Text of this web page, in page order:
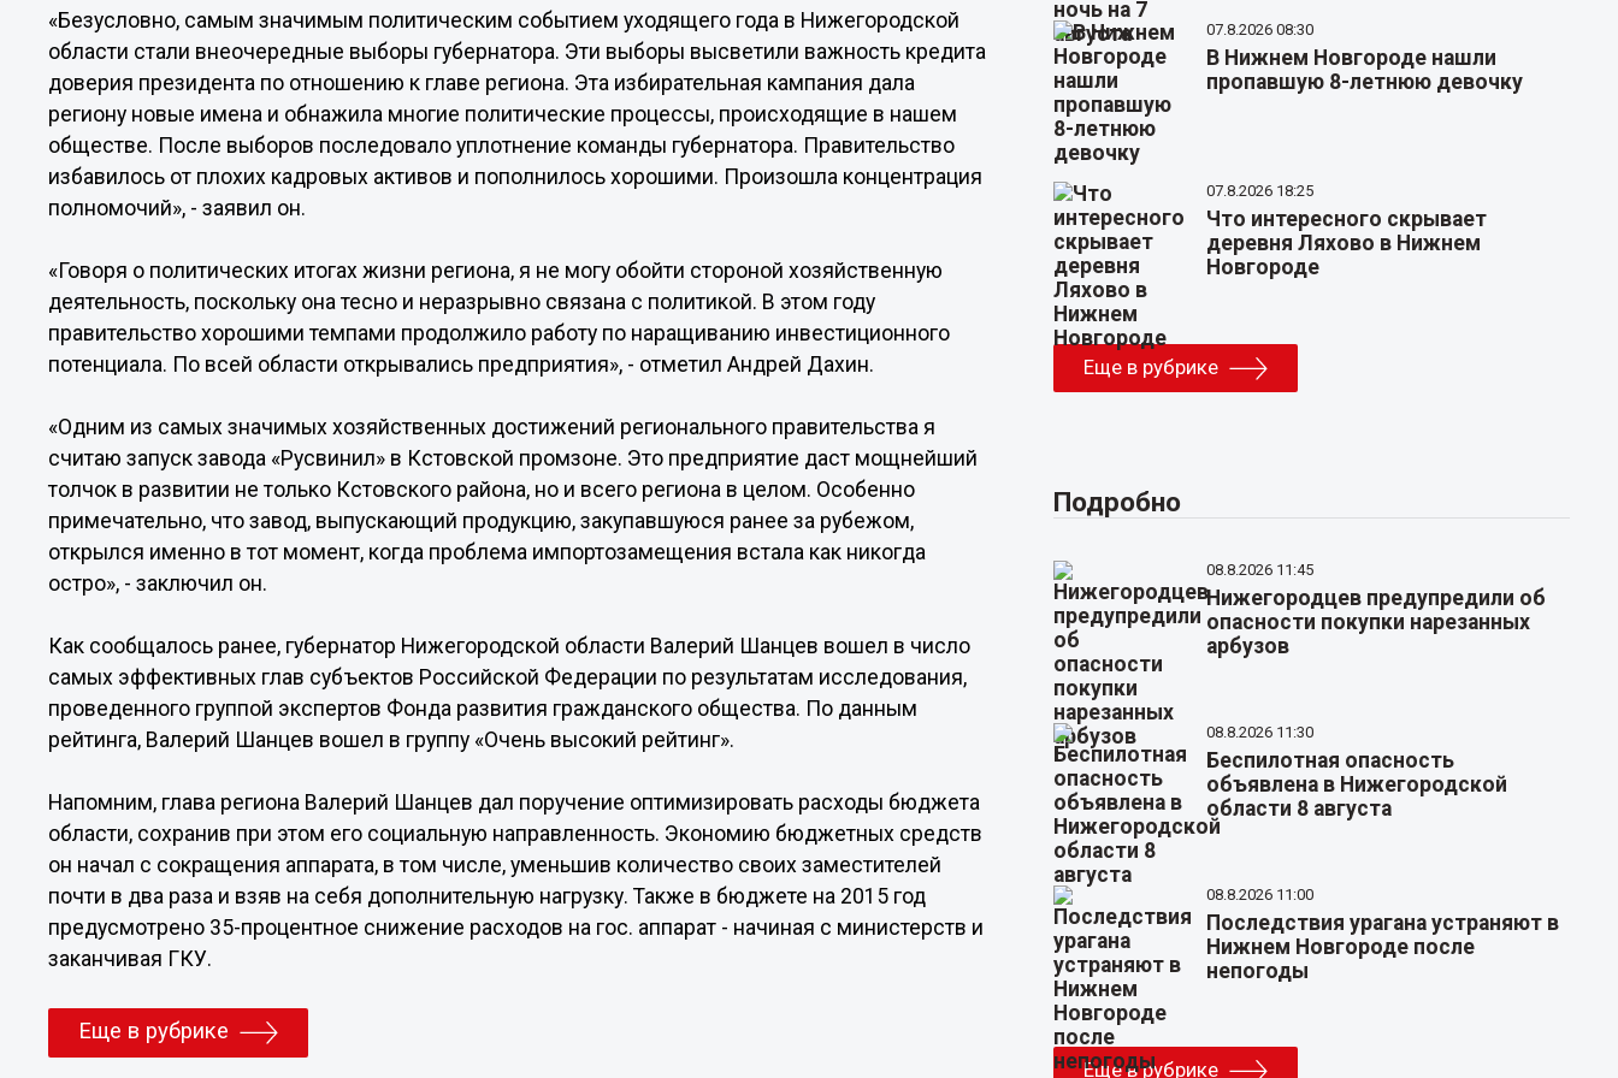
«Безусловно, самым значимым политическим событием уходящего года в Нижегородской
области стали внеочередные выборы губернатора. Эти выборы высветили важность кредита
доверия президента по отношению к главе региона. Эта избирательная кампания дала
региону новые имена и обнажила многие политические процессы, происходящие в нашем
обществе. После выборов последовало уплотнение команды губернатора. Правительство
избавилось от плохих кадровых активов и пополнилось хорошими. Произошла концентрация
полномочий», - заявил он.
«Говоря о политических итогах жизни региона, я не могу обойти стороной хозяйственную
деятельность, поскольку она тесно и неразрывно связана с политикой. В этом году
правительство хорошими темпами продолжило работу по наращиванию инвестиционного
потенциала. По всей области открывались предприятия», - отметил Андрей Дахин.
«Одним из самых значимых хозяйственных достижений регионального правительства я
считаю запуск завода «Русвинил» в Кстовской промзоне. Это предприятие даст мощнейший
толчок в развитии не только Кстовского района, но и всего региона в целом. Особенно
примечательно, что завод, выпускающий продукцию, закупавшуюся ранее за рубежом,
открылся именно в тот момент, когда проблема импортозамещения встала как никогда
остро», - заключил он.
Как сообщалось ранее, губернатор Нижегородской области Валерий Шанцев вошел в число
самых эффективных глав субъектов Российской Федерации по результатам исследования,
проведенного группой экспертов Фонда развития гражданского общества. По данным
рейтинга, Валерий Шанцев вошел в группу «Очень высокий рейтинг».
Напомним, глава региона Валерий Шанцев дал поручение оптимизировать расходы бюджета
области, сохранив при этом его социальную направленность. Экономию бюджетных средств
он начал с сокращения аппарата, в том числе, уменьшив количество своих заместителей
почти в два раза и взяв на себя дополнительную нагрузку. Также в бюджете на 2015 год
предусмотрено 35-процентное снижение расходов на гос. аппарат - начиная с министерств и
заканчивая ГКУ.
Еще в рубрике
07.8.2026 08:30
В Нижнем Новгороде нашли
пропавшую 8-летнюю девочку
07.8.2026 18:25
Что интересного скрывает
деревня Ляхово в Нижнем
Новгороде
Еще в рубрике
Подробно
08.8.2026 11:45
Нижегородцев предупредили об
опасности покупки нарезанных
арбузов
08.8.2026 11:30
Беспилотная опасность
объявлена в Нижегородской
области 8 августа
08.8.2026 11:00
Последствия урагана устраняют в
Нижнем Новгороде после
непогоды
Еще в рубрике